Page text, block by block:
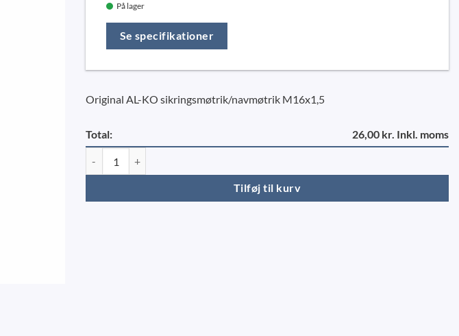
På lager
Se specifikationer
Original AL-KO sikringsmøtrik/navmøtrik M16x1,5
Total: 26,00 kr. Inkl. moms
Tilføj til kurv